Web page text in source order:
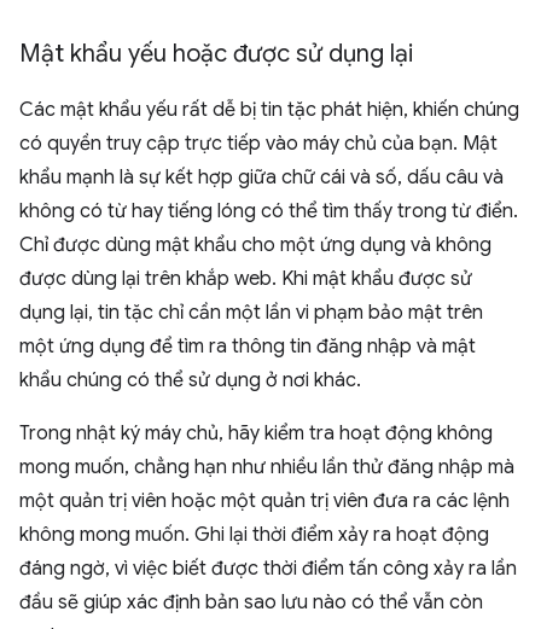
Mật khẩu yếu hoặc được sử dụng lại
Các mật khẩu yếu rất dễ bị tin tặc phát hiện, khiến chúng
có quyền truy cập trực tiếp vào máy chủ của bạn. Mật
khẩu mạnh là sự kết hợp giữa chữ cái và số, dấu câu và
không có từ hay tiếng lóng có thể tìm thấy trong từ điển.
Chỉ được dùng mật khẩu cho một ứng dụng và không
được dùng lại trên khắp web. Khi mật khẩu được sử
dụng lại, tin tặc chỉ cần một lần vi phạm bảo mật trên
một ứng dụng để tìm ra thông tin đăng nhập và mật
khẩu chúng có thể sử dụng ở nơi khác.
Trong nhật ký máy chủ, hãy kiểm tra hoạt động không
mong muốn, chẳng hạn như nhiều lần thử đăng nhập mà
một quản trị viên hoặc một quản trị viên đưa ra các lệnh
không mong muốn. Ghi lại thời điểm xảy ra hoạt động
đáng ngờ, vì việc biết được thời điểm tấn công xảy ra lần
đầu sẽ giúp xác định bản sao lưu nào có thể vẫn còn